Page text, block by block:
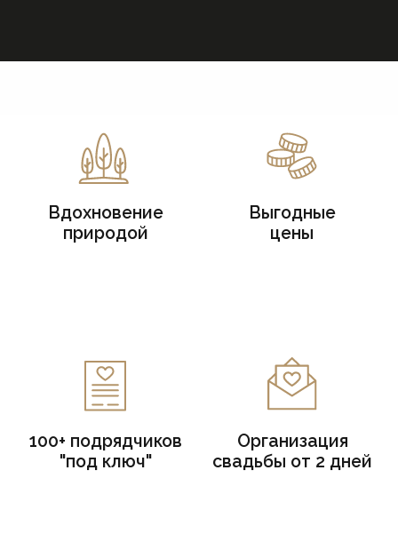
Ваш идеальный